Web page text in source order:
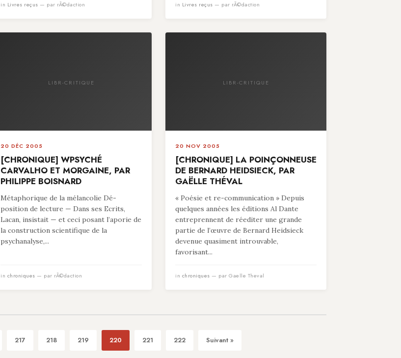
in Livres reçus — par rÃ©daction in Livres reçus — par rÃ©daction
LIBR-CRITIQUE
20 DÉC 2005
[CHRONIQUE] WPSYCHÉ
CARVALHO ET MORGAINE, PAR
PHILIPPE BOISNARD
Métaphorique de la mélancolie Dé-
position de lecture — Dans ses Ecrits,
Lacan, insistait — et ceci posant l’aporie de
la construction scientifique de la
psychanalyse,...
in chroniques — par rÃ©daction
LIBR-CRITIQUE
20 NOV 2005
[CHRONIQUE] LA POINÇONNEUSE
DE BERNARD HEIDSIECK, PAR
GAËLLE THÉVAL
« Poésie et re-communication » Depuis
quelques années les éditions Al Dante
entreprennent de réediter une grande
partie de l’œuvre de Bernard Heidsieck
devenue quasiment introuvable,
favorisant...
in chroniques — par Gaelle Theval
217 218 219 220 221 222 Suivant »